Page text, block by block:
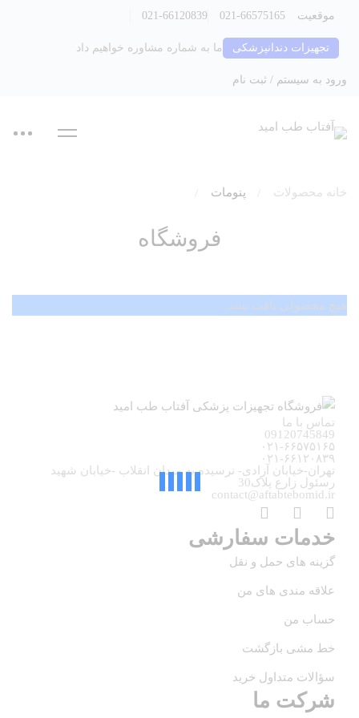
موقعیت 021-66575165
021-66120839
تجهیزات دندانپزشکی ما به شماره مشاوره خواهیم داد
ورود به سیستم / ثبت نام
فروشگاه
خانه محصولات پنومات
هیچ محصولی یافت نشد.
تماس با ما
09120745849
۰۲۱-۶۶۵۷۵۱۶۵
۰۲۱-۶۶۱۲۰۸۳۹
تهران-خیابان آزادی- نرسیده به میدان انقلاب -خیابان شهید
رسئول زارع پلاک30
contact@aftabtebomid.ir
خدمات سفارشی
گزینه های حمل و نقل
علاقه مندی های من
حساب من
خط مشی بازگشت
سؤالات متداول خرید
شرکت ما